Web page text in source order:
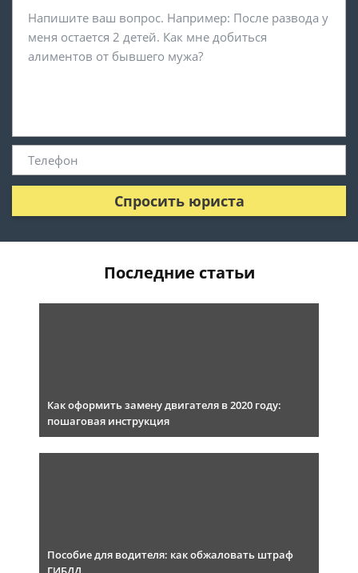
Спросить юриста
Последние статьи
Как оформить замену двигателя в 2020 году:
пошаговая инструкция
Пособие для водителя: как обжаловать штраф